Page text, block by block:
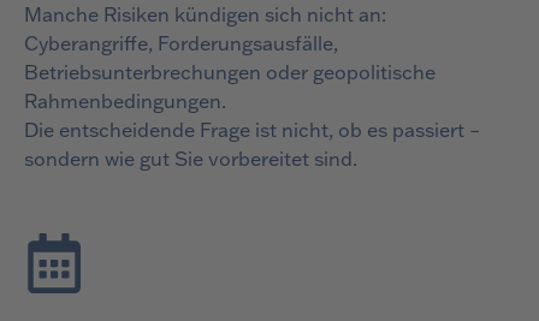
Manche Risiken kündigen sich nicht an:
Cyberangriffe, Forderungsausfälle,
Betriebsunterbrechungen oder geopolitische
Rahmenbedingungen.
Die entscheidende Frage ist nicht, ob es passiert –
sondern wie gut Sie vorbereitet sind.